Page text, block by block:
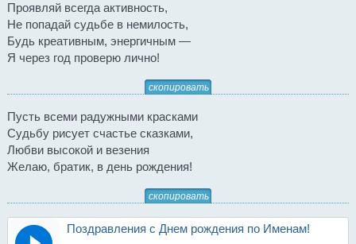
Проявляй всегда активность,
Не попадай судьбе в немилость,
Будь креативным, энергичным —
Я через год проверю лично!
скопировать
Пусть всеми радужными красками
Судьбу рисует счастье сказками,
Любви высокой и везения
Желаю, братик, в день рождения!
скопировать
Поздравления с Днем рождения по Именам!